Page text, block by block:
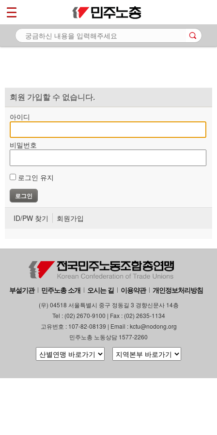
회원 가입할 수 없습니다.
아이디
비밀번호
로그인 유지
ID/PW 찾기 회원가입
부설기관 민주노총 소개 오시는 길 이용약관 개인정보처리방침
(우) 04518 서울특별시 중구 정동길 3 경향신문사 14층
Tel : (02) 2670-9100 | Fax : (02) 2635-1134
고유번호 : 107-82-08139 | Email : kctu@nodong.org
민주노총 노동상담 1577-2260
마이페이지
소개
자료
부설기관